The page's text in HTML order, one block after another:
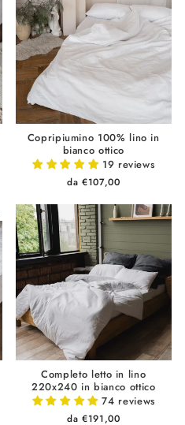
Copripiumino 100% lino in
bianco ottico
19 reviews
da €107,00
Completo letto in lino
220x240 in bianco ottico
74 reviews
da €191,00